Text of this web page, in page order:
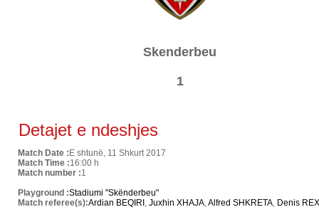
Skenderbeu
1
Detajet e ndeshjes
Match Date : E shtunë, 11 Shkurt 2017
Match Time :16:00 h
Match number :1
Playground :Stadiumi "Skënderbeu"
Match referee(s):Ardian BEQIRI , Juxhin XHAJA,Alfred SHKRETA, Denis